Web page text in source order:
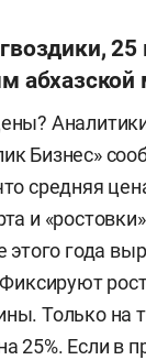
25
Бизнес»
средняя
и
этого года
Только на
25%. Если в